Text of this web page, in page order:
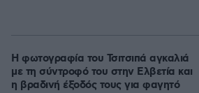
Η φωτογραφία του Τσιτσιπά αγκαλιά
με τη σύντροφό του στην Ελβετία και
η βραδινή έξοδός τους για φαγητό